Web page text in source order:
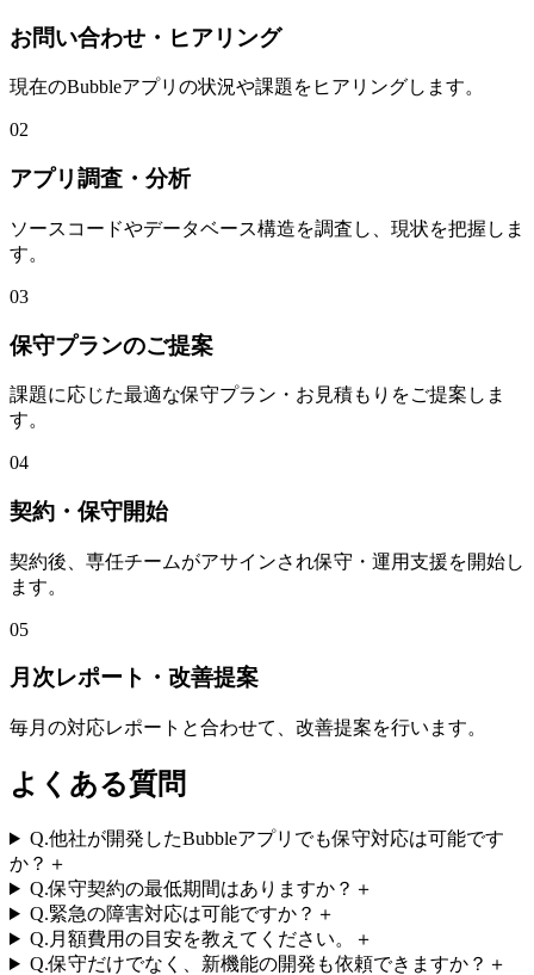
お問い合わせ・ヒアリング
現在のBubbleアプリの状況や課題をヒアリングします。
02
アプリ調査・分析
ソースコードやデータベース構造を調査し、現状を把握しま
す。
03
保守プランのご提案
課題に応じた最適な保守プラン・お見積もりをご提案しま
す。
04
契約・保守開始
契約後、専任チームがアサインされ保守・運用支援を開始し
ます。
05
月次レポート・改善提案
毎月の対応レポートと合わせて、改善提案を行います。
よくある質問
Q.他社が開発したBubbleアプリでも保守対応は可能です
か？ ＋
Q.保守契約の最低期間はありますか？ ＋
Q.緊急の障害対応は可能ですか？ ＋
Q. 月額費用の目安を教えてください。
＋
Q.保守だけでなく、新機能の開発も依頼できますか？ ＋